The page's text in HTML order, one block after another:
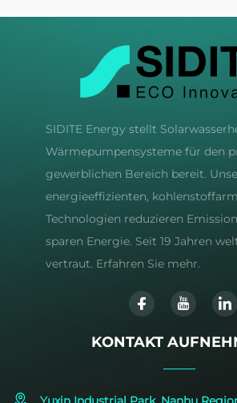
SIDITE Energy stellt
Wärmepumpensysteme für den
gewerblichen Bereich bereit.
energieeffizienten,
Technologien reduzieren
sparen Energie. Seit 19 Jahren
vertraut. Erfahren Sie mehr.
KONTAKT